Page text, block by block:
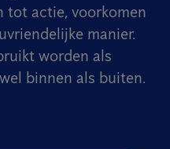
tot actie, voorkomen
manier.
worden als
binnen als buiten.